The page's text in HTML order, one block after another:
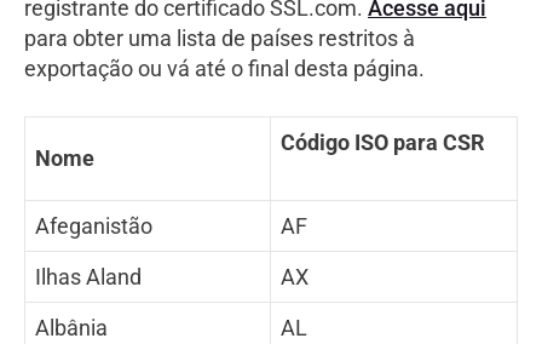
registrante do certificado SSL.com. Acesse aqui
para obter uma lista de países restritos à
exportação ou vá até o final desta página.
Nome
Código ISO para CSR
Afeganistão
AF
Ilhas Aland
AX
Albânia
AL